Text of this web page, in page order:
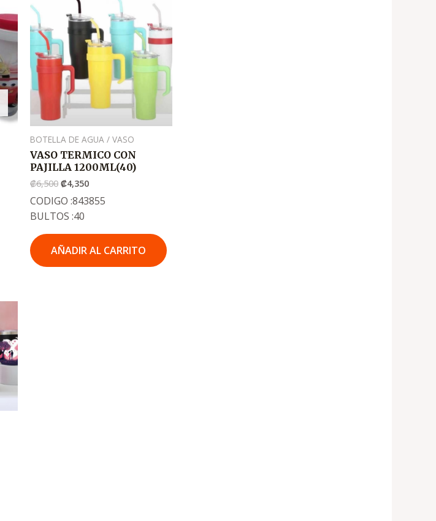
BOTELLA DE AGUA / VASO
VASO TERMICO CON
PAJILLA 1200ML(40)
₡6,500
original
era:
₡6,500
₡4,350
actual
es:
₡4,350
CODIGO :843855
BULTOS :40
AÑADIR AL CARRITO